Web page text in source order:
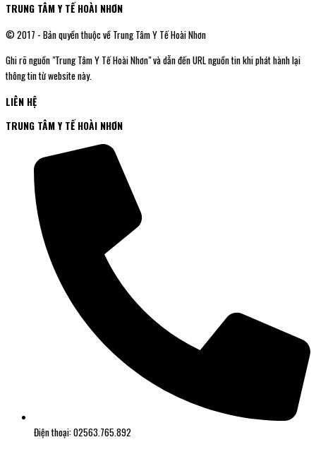
TRUNG TÂM Y TẾ HOÀI NHƠN
© 2017 - Bản quyền thuộc về Trung Tâm Y Tế Hoài Nhơn
Ghi rõ nguồn "Trung Tâm Y Tế Hoài Nhơn" và dẫn đến URL nguồn tin khi phát hành lại
thông tin từ website này.
LIÊN HỆ
TRUNG TÂM Y TẾ HOÀI NHƠN
Điện thoại: 02563.765.892